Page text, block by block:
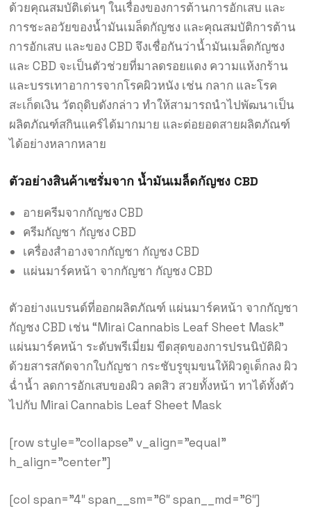
ด้วยคุณสมบัติเด่นๆ ในเรื่องของการต้านการอักเสบ และ
การชะลอวัยของน้ำมันเมล็ดกัญชง และคุณสมบัติการต้าน
การอักเสบ และของ CBD จึงเชื่อกันว่าน้ำมันเมล็ดกัญชง
และ CBD จะเป็นตัวช่วยที่มาลดรอยแดง ความแห้งกร้าน
และบรรเทาอาการจากโรคผิวหนัง เช่น กลาก และโรค
สะเก็ดเงิน วัตถุดิบดังกล่าว ทำให้สามารถนำไปพัฒนาเป็น
ผลิตภัณฑ์สกินแคร์ได้มากมาย และต่อยอดสายผลิตภัณฑ์
ได้อย่างหลากหลาย
ตัวอย่างสินค้าเซรั่มจาก น้ำมันเมล็ดกัญชง CBD
อายครีมจากกัญชง CBD
ครีมกัญชา กัญชง CBD
เครื่องสำอางจากกัญชา กัญชง CBD
แผ่นมาร์คหน้า จากกัญชา กัญชง CBD
ตัวอย่างแบรนด์ที่ออกผลิตภัณฑ์ แผ่นมาร์คหน้า จากกัญชา
กัญชง CBD เช่น “Mirai Cannabis Leaf Sheet Mask”
แผ่นมาร์คหน้า ระดับพรีเมี่ยม ขีดสุดของการปรนนิบัติผิว
ด้วยสารสกัดจากใบกัญชา กระชับรูขุมขนให้ผิวดูเด็กลง ผิว
ฉ่ำน้ำ ลดการอักเสบของผิว ลดสิว สวยทั้งหน้า ทาได้ทั้งตัว
ไปกับ Mirai Cannabis Leaf Sheet Mask
[row style=”collapse” v_align=”equal”
h_align=”center”]
[col span=”4″ span__sm=”6″ span__md=”6″]